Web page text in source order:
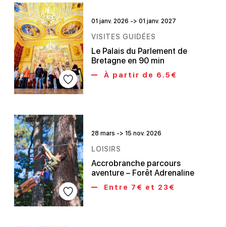
01 janv. 2026 -> 01 janv. 2027
VISITES GUIDÉES
Le Palais du Parlement de
Bretagne en 90 min
À partir de 6.5€
28 mars -> 15 nov. 2026
LOISIRS
Accrobranche parcours
aventure – Forêt Adrenaline
Entre 7€ et 23€